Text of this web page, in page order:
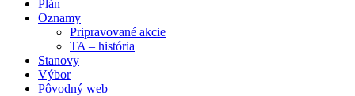
Plán
Oznamy
Pripravované akcie
TA – história
Stanovy
Výbor
Pôvodný web